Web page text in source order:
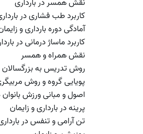
کاربرد طب فشاری در
آمادگی دوره بارداری و
کاربرد ماساژ درمانی در
نقش همراه و همسر
روش تدریس به بزرگسالان
پویایی گروه و روش
اصول و مبانی ورزش بانوان
پرینه در بارداری و زایمان
تن آرامی و تنفس در